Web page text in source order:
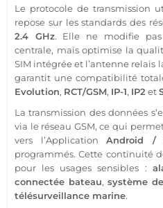
Le protocolede transmission
repose sur les standards des
2.4 GHz. Elle ne modifie
centrale, mais optimise la
SIM intégrée et l’antenne relais
garantit une compatibilité
Evolution, RCT/GSM, IP-1, IP2et
Latransmission des données
via le réseau GSM, ce qui
vers l’Application Android /
programmés. Cette continuité
pour les usages sensibles :
connectée bateau,système de
télésurveillance marine.